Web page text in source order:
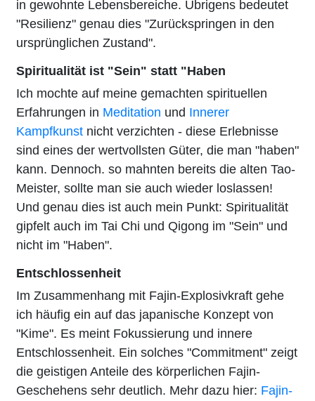
in gewohnte Lebensbereiche. Übrigens bedeutet
"Resilienz" genau dies "Zurückspringen in den
ursprünglichen Zustand".
Spiritualität ist "Sein" statt "Haben
Ich mochte auf meine gemachten spirituellen
Erfahrungen in Meditation und Innerer
Kampfkunst nicht verzichten - diese Erlebnisse
sind eines der wertvollsten Güter, die man "haben"
kann. Dennoch. so mahnten bereits die alten Tao-
Meister, sollte man sie auch wieder loslassen!
Und genau dies ist auch mein Punkt: Spiritualität
gipfelt auch im Tai Chi und Qigong im "Sein" und
nicht im "Haben".
Entschlossenheit
Im Zusammenhang mit Fajin-Explosivkraft gehe
ich häufig ein auf das japanische Konzept von
"Kime". Es meint Fokussierung und innere
Entschlossenheit. Ein solches "Commitment" zeigt
die geistigen Anteile des körperlichen Fajin-
Geschehens sehr deutlich. Mehr dazu hier: Fajin-